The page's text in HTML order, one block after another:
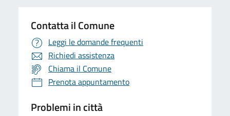
Contatta il Comune
Leggi le domande frequenti
Richiedi assistenza
Chiama il Comune
Prenota appuntamento
Problemi in città